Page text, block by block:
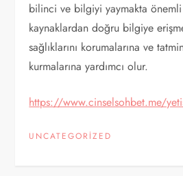
bilinci ve bilgiyi yaymakta
kaynaklardan doğru bilgiye
sağlıklarını korumalarına ve
kurmalarına yardımcı olur.
https://www.cinselsohbet.me/
UNCATEGORIZED